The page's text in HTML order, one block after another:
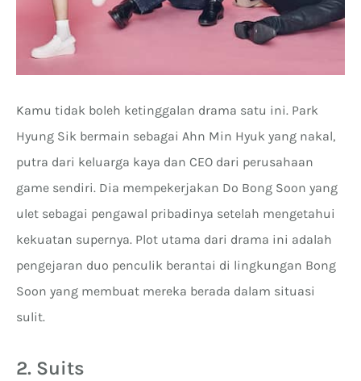
Kamu tidak boleh ketinggalan drama satu ini. Park
Hyung Sik bermain sebagai Ahn Min Hyuk yang nakal,
putra dari keluarga kaya dan CEO dari perusahaan
game sendiri. Dia mempekerjakan Do Bong Soon yang
ulet sebagai pengawal pribadinya setelah mengetahui
kekuatan supernya. Plot utama dari drama ini adalah
pengejaran duo penculik berantai di lingkungan Bong
Soon yang membuat mereka berada dalam situasi
sulit.
2. Suits